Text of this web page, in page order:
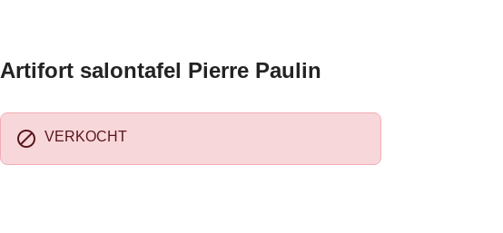
Artifort salontafel Pierre Paulin
 VERKOCHT